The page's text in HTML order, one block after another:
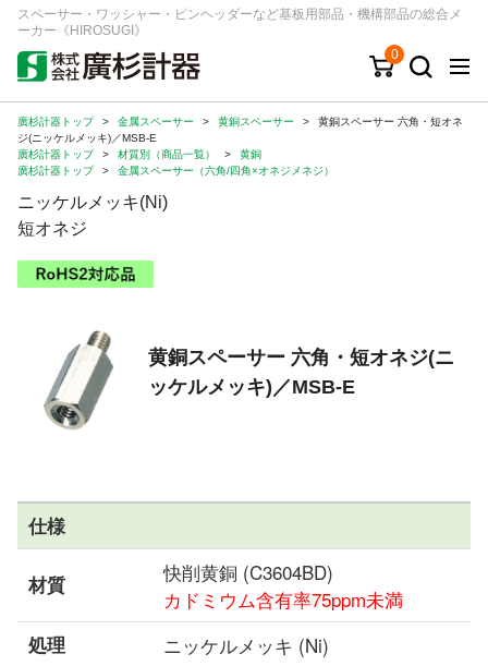
スペーサー・ワッシャー・ピンヘッダーなど基板用部品・機構部品の総合メ
ーカー《HIROSUGI》
0
キーワード 品番/シリーズ
商品カテゴリから探す
ジャンルから探す
注文・見積りについて
ご利用ガイド
廣杉計器トップ > 金属スペーサー > 黄銅スペーサー >
黄銅スペーサー 六角・短オネ
ジ(ニッケルメッキ)／MSB-E
廣杉計器トップ
> 材質別（商品一覧） >
黄銅
廣杉計器トップ
> 金属スペーサー（六角/四角×オネジメネジ）
ニッケルメッキ(Ni)
短オネジ
黄銅スペーサー 六角・短オネジ(ニ
ッケルメッキ)／MSB-E
仕様
材質
快削黄銅 (C3604BD)
カドミウム含有率75ppm未満
処理 ニッケルメッキ (Ni)